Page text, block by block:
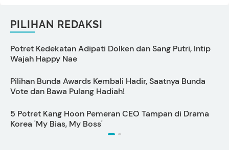
PILIHAN REDAKSI
Potret Kedekatan Adipati Dolken dan Sang Putri, Intip
Wajah Happy Nae
Pilihan Bunda Awards Kembali Hadir, Saatnya Bunda
Vote dan Bawa Pulang Hadiah!
5 Potret Kang Hoon Pemeran CEO Tampan di Drama
Korea 'My Bias, My Boss'